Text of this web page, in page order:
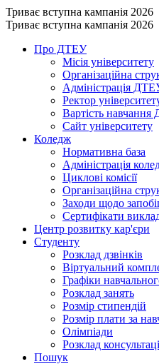
Триває вступна кампанія 2026
Триває вступна кампанія 2026
Про ДТЕУ
Місія університету
Організаційна
Адміністрація
Ректор
Вартість
Сайт університету
Коледж
Нормативна база
Адміністрація
Циклові комісії
Організаційна
Заходи щодо
Сертифікати
Центр розвитку кар'єри
Студенту
Розклад дзвінків
Віртуальний
Графіки
Розклад занять
Розмір стипендій
Розмір плати за
Олімпіади
Розклад
Пошук